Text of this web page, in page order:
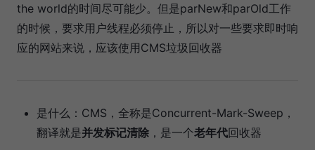
the world的时间尽可能少。但是parNew和parOld工作
的时候，要求用户线程必须停止，所以对一些要求即时响
应的网站来说，应该使用CMS垃圾回收器
是什么：CMS，全称是Concurrent-Mark-Sweep，
翻译就是并发标记清除 ，是一个老年代回收器